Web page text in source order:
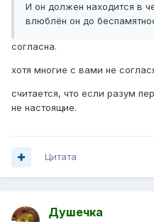
И он должен находится в
влюблён он до
согласна.
хотя многие с вами не
считается, что если разум
не настоящие.
Цитата
Душечка